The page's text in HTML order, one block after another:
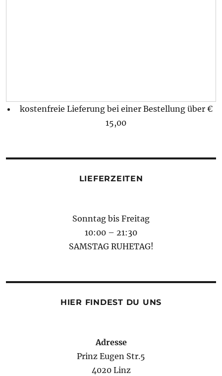
kostenfreie Lieferung bei einer Bestellung über €
15,00
LIEFERZEITEN
Sonntag bis Freitag
10:00 – 21:30
SAMSTAG RUHETAG!
HIER FINDEST DU UNS
Adresse
Prinz Eugen Str.5
4020 Linz